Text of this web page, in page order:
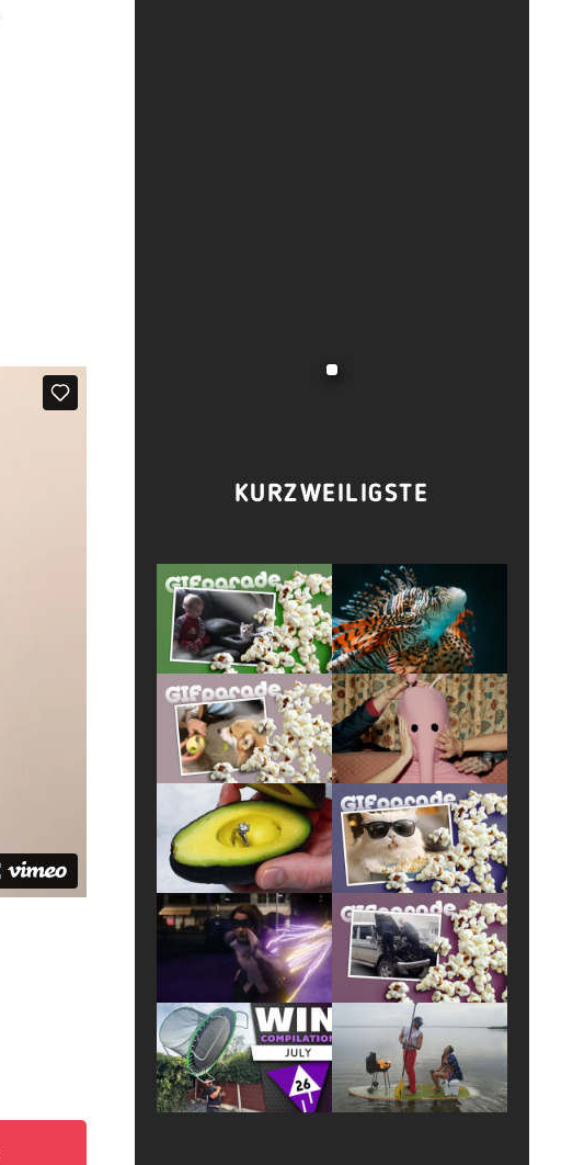
KURZWEILIGSTE